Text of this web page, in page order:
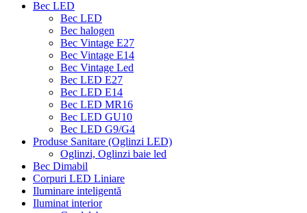
Bec LED
Bec LED
Bec halogen
Bec Vintage E27
Bec Vintage E14
Bec Vintage Led
Bec LED E27
Bec LED E14
Bec LED MR16
Bec LED GU10
Bec LED G9/G4
Produse Sanitare (Oglinzi LED)
Oglinzi, Oglinzi baie led
Bec Dimabil
Corpuri LED Liniare
Iluminare inteligentă
Iluminat interior